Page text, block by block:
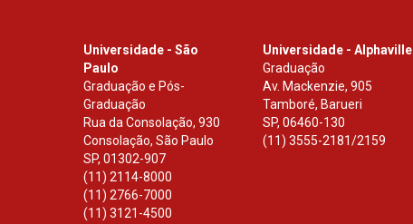
Universidade - São
Paulo
Graduação e Pós-
Graduação
Rua da Consolação, 930
Consolação, São Paulo
SP, 01302-907
(11) 2114-8000
(11) 2766-7000
(11) 3121-4500
Universidade - Alphaville
Graduação
Av. Mackenzie, 905
Tamboré, Barueri
SP,06460-130
(11) 3555-2181/2159